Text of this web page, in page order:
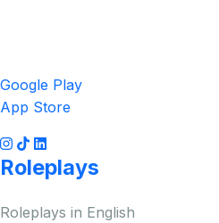
Google Play
App Store
Roleplays
Roleplays in English